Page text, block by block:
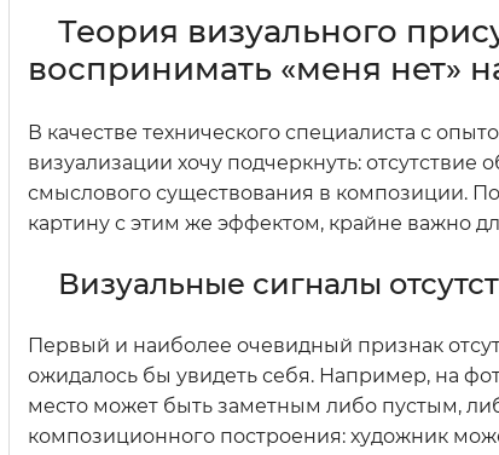
Теория визуального
воспринимать «меня нет»
В качестве технического специалиста с
визуализации хочу подчеркнуть:
смыслового существования в композиции.
картину с этим же эффектом, крайне важно
Визуальные сигналы
Первый и наиболее очевидный признак
ожидалось бы увидеть себя. Например, на
место может быть заметным либо пустым,
композиционного построения: художник